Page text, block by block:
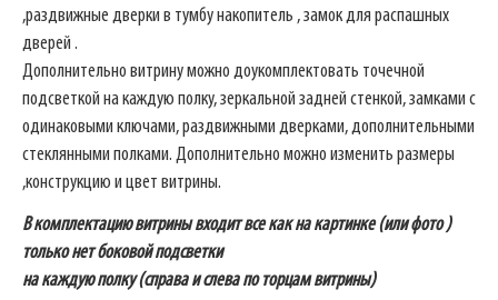
,раздвижные дверки в тумбу накопитель , замок для распашных
дверей .
Дополнительно витрину можно доукомплектовать точечной
подсветкой на каждую полку, зеркальной задней стенкой, замками с
одинаковыми ключами, раздвижными дверками, дополнительными
стеклянными полками. Дополнительно можно изменить размеры
,конструкцию и цвет витрины.
В комплектацию витрины входит все как на картинке (или фото )
только нет боковой подсветки
на каждую полку (справа и слева по торцам витрины)